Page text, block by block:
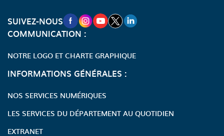
SUIVEZ-NOUSNOUVELLE FENÊTRE VERS LA PAGE
NOUVELLE FENÊTRE VERS LA
NOUVELLE FENÊTRE VERS LA
NOUVELLE FENÊTRE VERS
NOUVELLE FENÊTRE
COMMUNICATION :
NOTRE LOGO ET CHARTE GRAPHIQUE
INFORMATIONS GÉNÉRALES :
NOS SERVICES NUMÉRIQUES
LES SERVICES DU DÉPARTEMENT AU QUOTIDIEN
EXTRANET